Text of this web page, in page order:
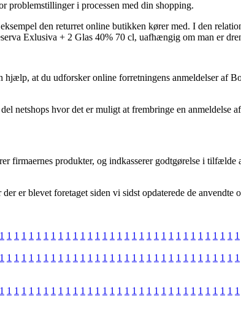
problemstillinger i processen med din shopping.
den returret online butikken kører med. I den
Exlusiva + 2 Glas 40% 70 cl, uafhængig om man er
at du udforsker online forretningens anmeldelser af
hvor det er muligt at frembringe en anmeldelse
firmaernes produkter, og indkasserer godtgørelse i tilfælde
er blevet foretaget siden vi sidst opdaterede de anvendte
1 1 1 1 1 1 1 1 1 1 1 1 1 1 1 1 1 1 1 1 1 1 1 1 1 1 1 1 1 1 1 1 1
1 1 1 1 1 1 1 1 1 1 1 1 1 1 1 1 1 1 1 1 1 1 1 1 1 1 1 1 1 1 1 1 1
1 1 1 1 1 1 1 1 1 1 1 1 1 1 1 1 1 1 1 1 1 1 1 1 1 1 1 1 1 1 1 1 1